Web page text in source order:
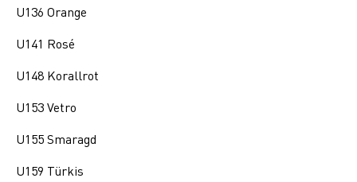
U136 Orange
U141 Rosé
U148 Korallrot
U153 Vetro
U155 Smaragd
U159 Türkis